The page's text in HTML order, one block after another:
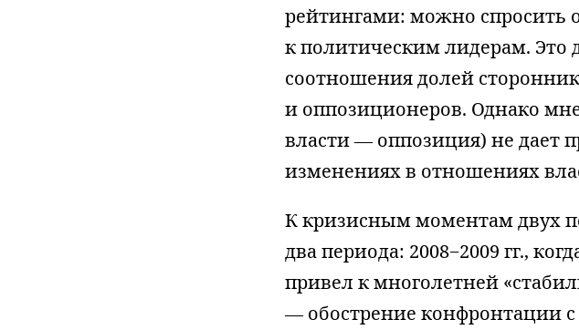
рейтингами: можно спросить
к политическим лидерам. Это
соотношения долей
и оппозиционеров. Однако
власти — оппозиция) не дает
изменениях в отношениях
К кризисным моментам двух
два периода: 2008−2009 гг.,
привел к многолетней
— обострение конфронтации с